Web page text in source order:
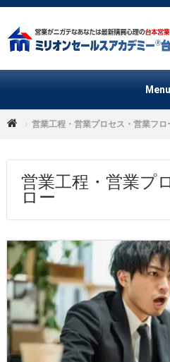
Menu
営業工程・営業プロセス・営業フロ
営業工程・営業プ
ロー